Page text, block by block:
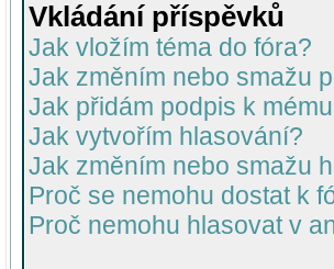
Vkládání příspěvků
Jak vložím téma do fóra?
Jak změním nebo smažu
Jak přidám podpis k
Jak vytvořím hlasování?
Jak změním nebo smažu
Proč se nemohu dostat k
Proč nemohu hlasovat v